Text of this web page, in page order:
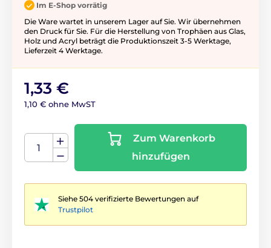
Im E-Shop vorrätig
Die Ware wartet in unserem Lager auf Sie. Wir übernehmen
den Druck für Sie. Für die Herstellung von Trophäen aus Glas,
Holz und Acryl beträgt die Produktionszeit 3-5 ​​Werktage,
Lieferzeit 4 Werktage.
1,33 €
1,10 € ohne MwST
Zum Warenkorb
hinzufügen
Siehe 504 verifizierte Bewertungen auf
Trustpilot